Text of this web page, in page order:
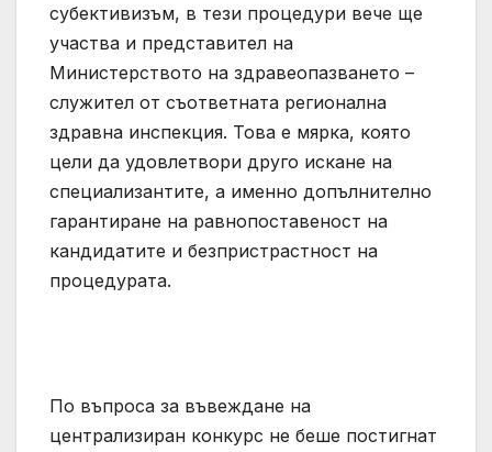
субективизъм, в тези процедури вече ще
участва и представител на
Министерството на здравеопазването –
служител от съответната регионална
здравна инспекция. Това е мярка, която
цели да удовлетвори друго искане на
специализантите, а именно допълнително
гарантиране на равнопоставеност на
кандидатите и безпристрастност на
процедурата.
По въпроса за въвеждане на
централизиран конкурс не беше постигнат